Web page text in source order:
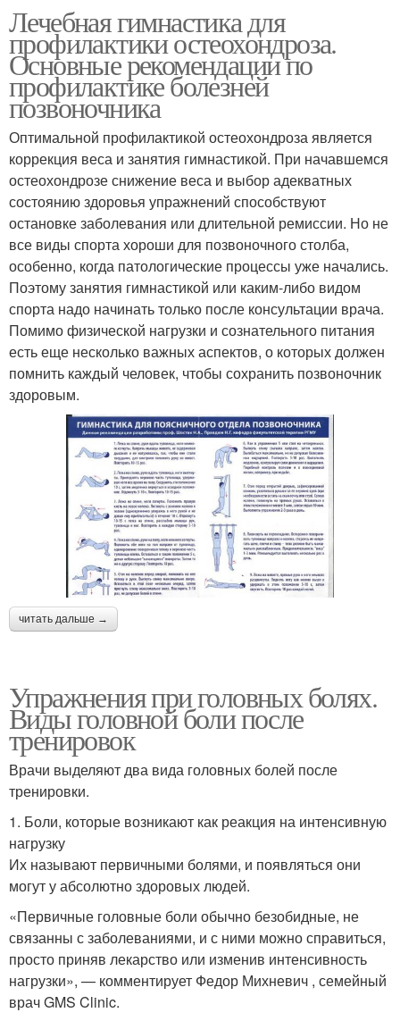
Лечебная гимнастика для
профилактики остеохондроза.
Основные рекомендации по
профилактике болезней
позвоночника
Оптимальной профилактикой остеохондроза является
коррекция веса и занятия гимнастикой. При начавшемся
остеохондрозе снижение веса и выбор адекватных
состоянию здоровья упражнений способствуют
остановке заболевания или длительной ремиссии. Но не
все виды спорта хороши для позвоночного столба,
особенно, когда патологические процессы уже начались.
Поэтому занятия гимнастикой или каким-либо видом
спорта надо начинать только после консультации врача.
Помимо физической нагрузки и сознательного питания
есть еще несколько важных аспектов, о которых должен
помнить каждый человек, чтобы сохранить позвоночник
здоровым.
читать дальше →
Упражнения при головных болях.
Виды головной боли после
тренировок
Врачи выделяют два вида головных болей после
тренировки.
1. Боли, которые возникают как реакция на интенсивную
нагрузку
Их называют первичными болями, и появляться они
могут у абсолютно здоровых людей.
«Первичные головные боли обычно безобидные, не
связанны с заболеваниями, и с ними можно справиться,
просто приняв лекарство или изменив интенсивность
нагрузки», — комментирует Федор Михневич , семейный
врач GMS Clinic.